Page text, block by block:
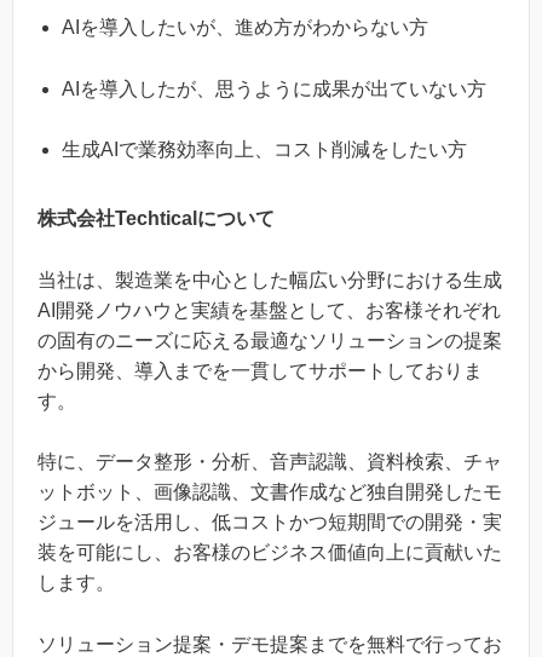
AIを導入したいが、進め方がわからない方
AIを導入したが、思うように成果が出ていない方
生成AIで業務効率向上、コスト削減をしたい方
株式会社Techticalについて
当社は、製造業を中心とした幅広い分野における生成
AI開発ノウハウと実績を基盤として、お客様それぞれ
の固有のニーズに応える最適なソリューションの提案
から開発、導入までを一貫してサポートしておりま
す。
特に、データ整形・分析、音声認識、資料検索、チャ
ットボット、画像認識、文書作成など独自開発したモ
ジュールを活用し、低コストかつ短期間での開発・実
装を可能にし、お客様のビジネス価値向上に貢献いた
します。
ソリューション提案・デモ提案までを無料で行ってお